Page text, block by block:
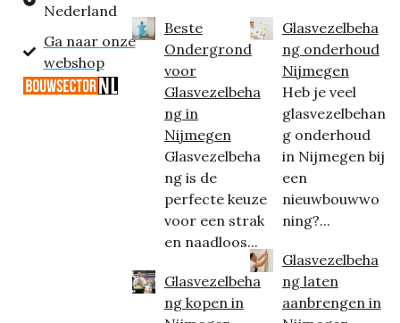
Nederland
Ga naar onze
webshop
Beste
Ondergrond
voor
Glasvezelbeha
ng in
Nijmegen
Glasvezelbeha
ng is de
perfecte keuze
voor een strak
en naadloos...
Glasvezelbeha
ng kopen in
Glasvezelbeha
ng onderhoud
Nijmegen
Heb je veel
glasvezelbehan
g onderhoud
in Nijmegen bij
een
nieuwbouwwo
ning?...
Glasvezelbeha
ng laten
aanbrengen in